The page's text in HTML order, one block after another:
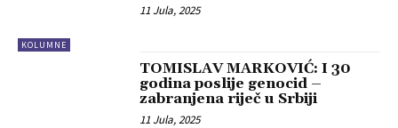
KOLUMNE
11 Jula, 2025
TOMISLAV MARKOVIĆ: I 30
godina poslije genocid –
zabranjena riječ u Srbiji
11 Jula, 2025